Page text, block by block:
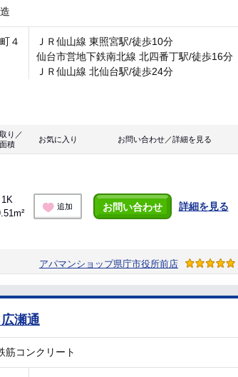
４
ＪＲ仙山線 東照宮駅/徒歩10分
仙台市営地下鉄南北線 北四番丁駅/徒歩16分
ＪＲ仙山線 北仙台駅/徒歩24分
り／
面積
お気に入り お問い合わせ／詳細を見る
1K
追加 お問い合わせ 詳細を見る
アパマンショップ県庁市役所前店
瀬通
筋コンクリート